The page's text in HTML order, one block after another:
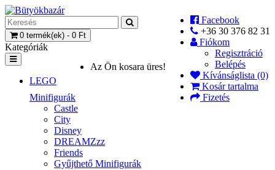
Facebook
+36 30 376 82 31
Fiókom
Regisztráció
Belépés
Kívánságlista (0)
Kosár tartalma
Fizetés
0 termék(ek) - 0 Ft
Az Ön kosara üres!
Kategóriák
LEGO
Minifigurák
Castle
City
Disney
DREAMZzz
Friends
Gyűjthető Minifigurák